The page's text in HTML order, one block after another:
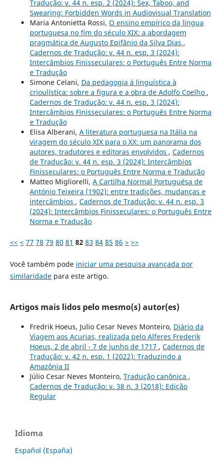
Tradução: v. 44 n. esp. 2 (2024): Sex, Taboo, and
Swearing: Forbidden Words in Audiovisual Translation
Maria Antonietta Rossi, O ensino empírico da língua
portuguesa no fim do século XIX: a abordagem
pragmática de Augusto Epifânio da Silva Dias ,
Cadernos de Tradução: v. 44 n. esp. 3 (2024):
Intercâmbios Finisseculares: o Português Entre Norma
e Tradução
Simone Celani, Da pedagogia à linguística à
crioulística: sobre a figura e a obra de Adolfo Coelho ,
Cadernos de Tradução: v. 44 n. esp. 3 (2024):
Intercâmbios Finisseculares: o Português Entre Norma
e Tradução
Elisa Alberani, A literatura portuguesa na Itália na
viragem do século XIX para o XX: um panorama dos
autores, tradutores e editoras envolvidos , Cadernos
de Tradução: v. 44 n. esp. 3 (2024): Intercâmbios
Finisseculares: o Português Entre Norma e Tradução
Matteo Migliorelli, A Cartilha Normal Portuguésa de
António Teixeira (1902): entre tradições, mudanças e
intercâmbios , Cadernos de Tradução: v. 44 n. esp. 3
(2024): Intercâmbios Finisseculares: o Português Entre
Norma e Tradução
<< < 77 78 79 80 81 82 83 84 85 86 > >>
Você também pode iniciar uma pesquisa avançada por
similaridadepara este artigo.
Artigos mais lidos pelo mesmo(s) autor(es)
Fredrik Hoeus, Julio Cesar Neves Monteiro, Diário da
Viagem aos Acurias, realizada pelo Alferes Frederik
Hoeus, 2 de abril - 7 de junho de 1717 , Cadernos de
Tradução: v. 42 n. esp. 1 (2022): Traduzindo a
Amazônia II
Júlio Cesar Neves Monteiro, Tradução canônica ,
Cadernos de Tradução: v. 38 n. 3 (2018): Edição
Regular
Idioma
Español (España)